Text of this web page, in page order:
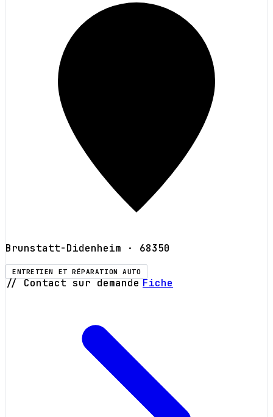
Brunstatt-Didenheim · 68350
ENTRETIEN ET RÉPARATION AUTO
// Contact sur demande Fiche